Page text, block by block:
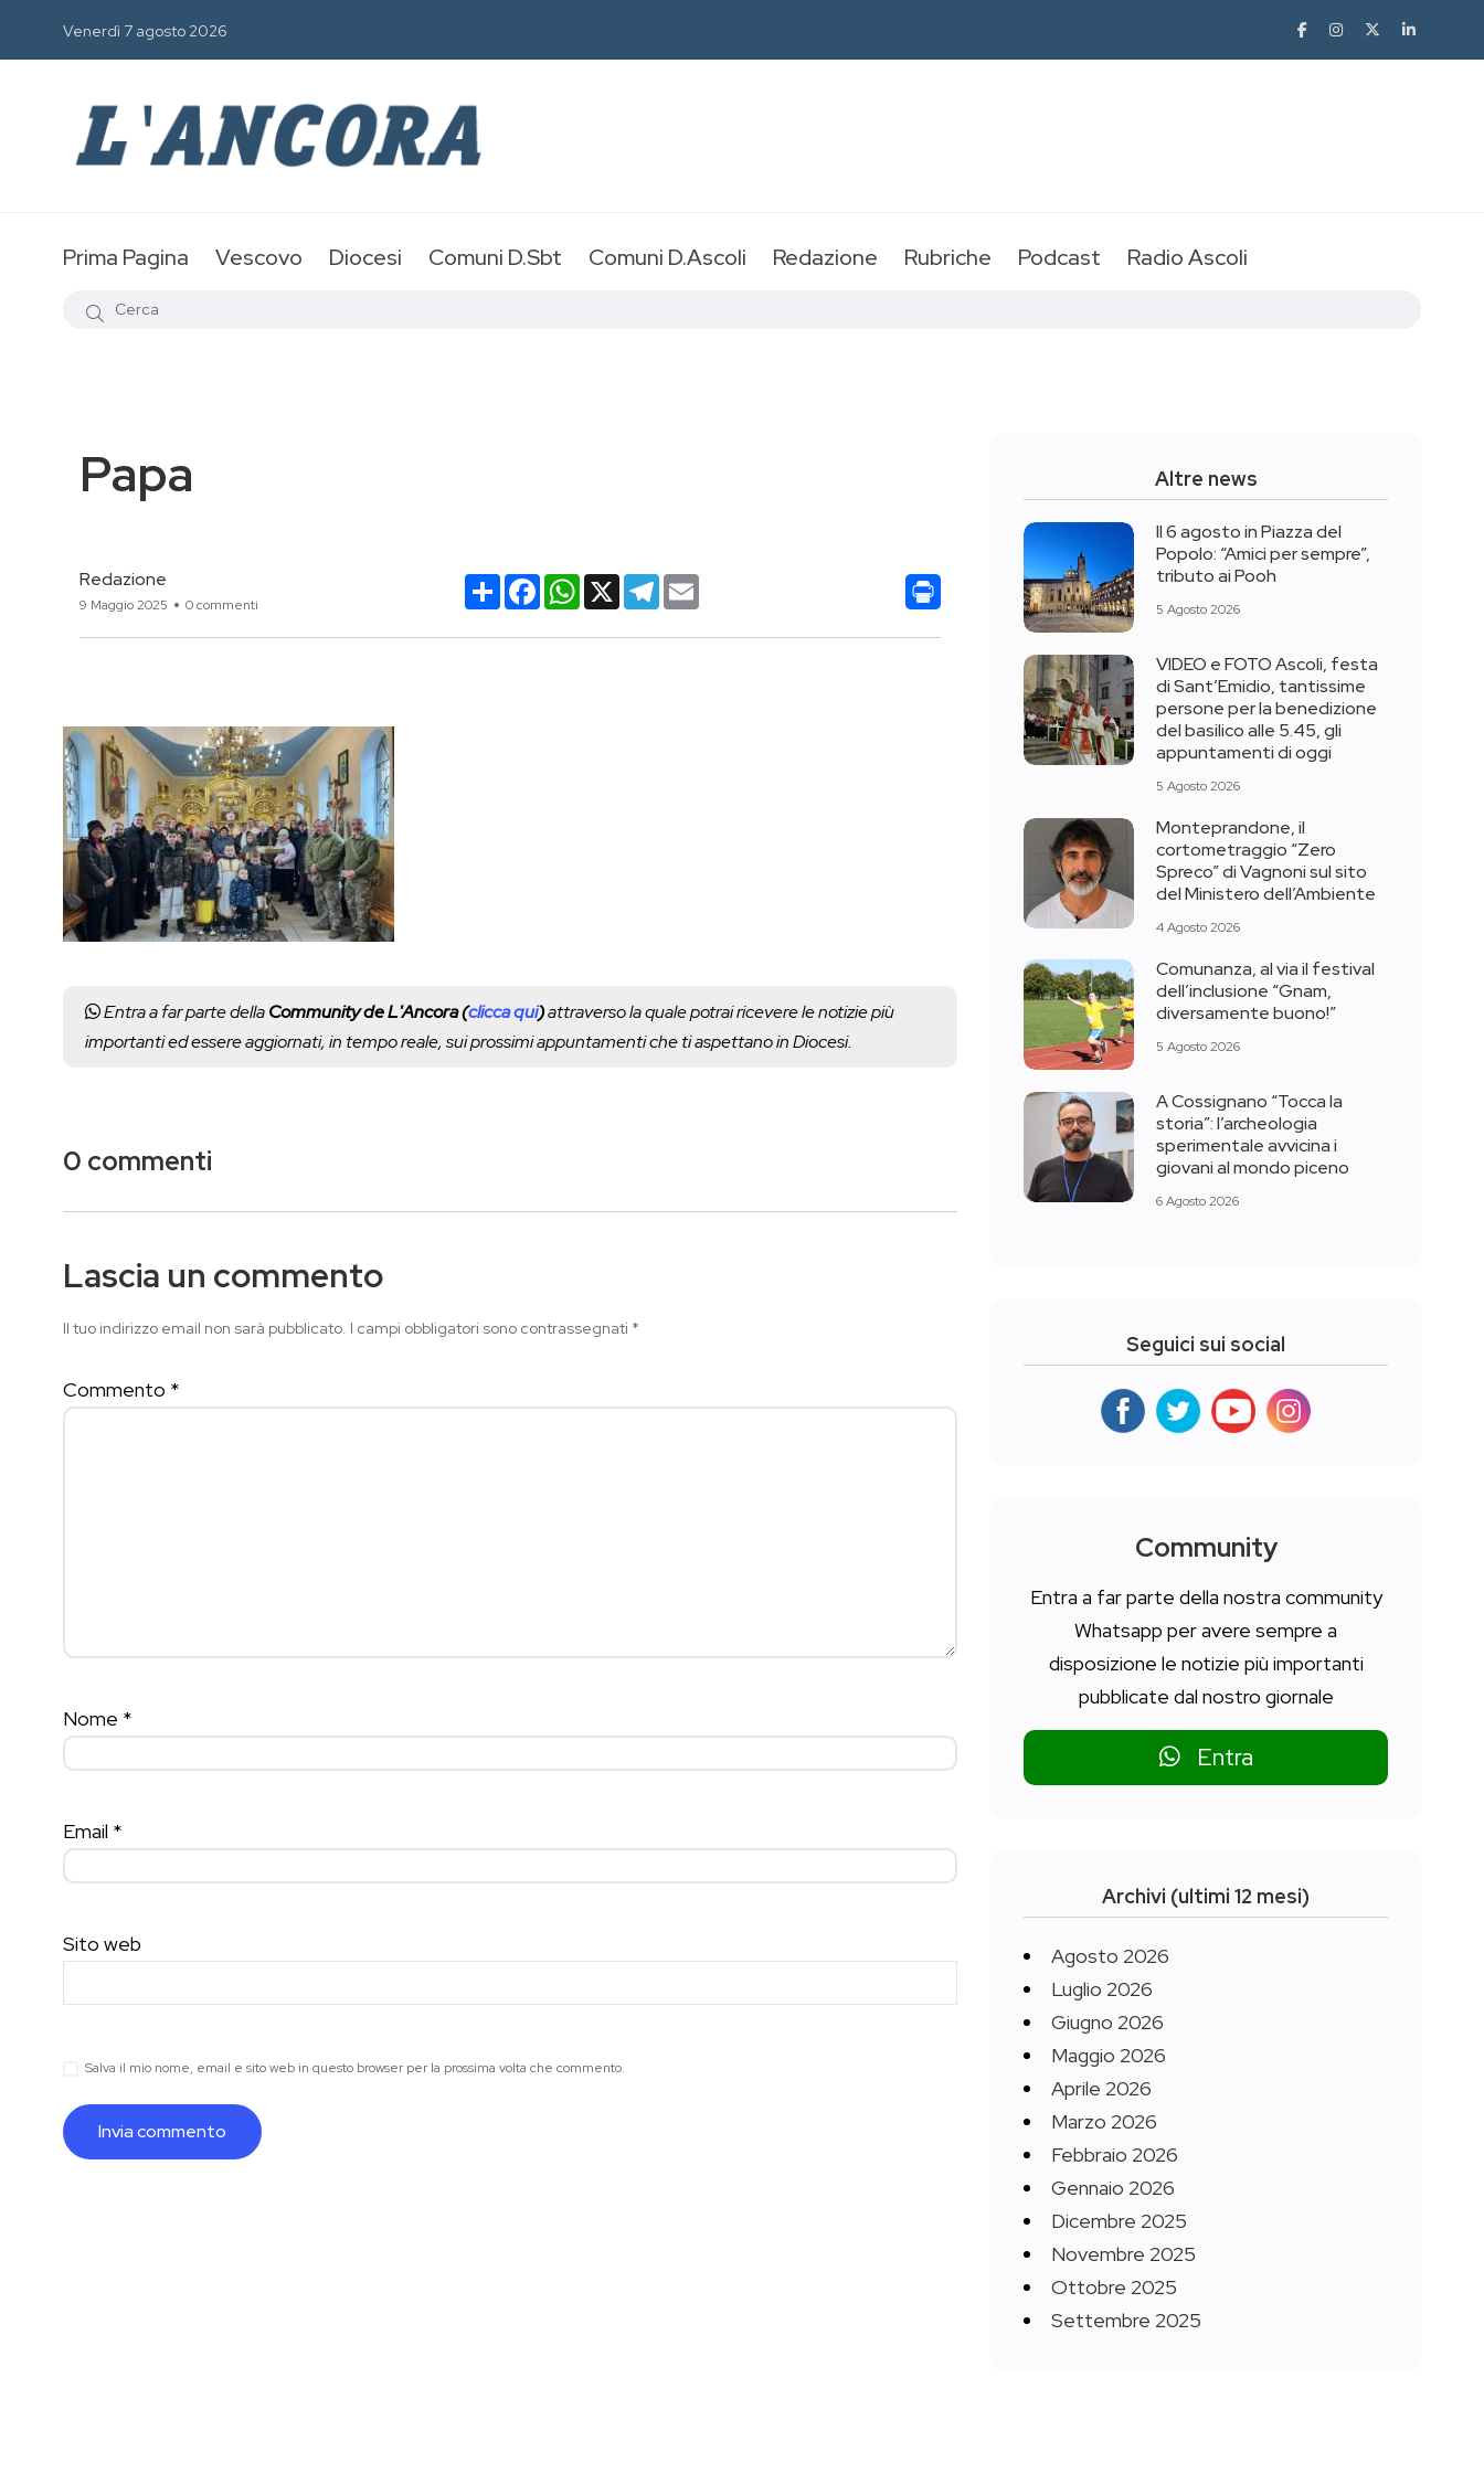
Venerdì 7 agosto 2026
Prima Pagina Vescovo Diocesi Comuni D.Sbt Comuni D.Ascoli Redazione Rubriche Podcast Radio Ascoli
Papa
Redazione
9 Maggio 2025 0 commenti
CondividiFacebookWhatsApp
X Telegram
Entra a far parte dellaCommunity de L'Ancora (clicca qui)attraverso la quale potrai ricevere le notizie più
importanti ed essere aggiornati, in tempo reale, sui prossimi appuntamenti che ti aspettano in Diocesi.
0 commenti
Lascia un commento
Il tuo indirizzo email non sarà pubblicato. I campi obbligatori sono contrassegnati *
Commento *
Nome *
Email *
Sito web
Salva il mio nome, email e sito web in questo browser per la prossima volta che commento.
Altre news
Il 6 agosto in Piazza del
Popolo: “Amici per sempre”,
tributo ai Pooh
5 Agosto 2026
VIDEO e FOTO Ascoli, festa
di Sant’Emidio, tantissime
persone per la benedizione
del basilico alle 5.45, gli
appuntamenti di oggi
5 Agosto 2026
Monteprandone, il
cortometraggio “Zero
Spreco” di Vagnoni sul sito
del Ministero dell’Ambiente
4 Agosto 2026
Comunanza, al via il festival
dell’inclusione “Gnam,
diversamente buono!”
5 Agosto 2026
A Cossignano “Tocca la
storia”: l’archeologia
sperimentale avvicina i
giovani al mondo piceno
6 Agosto 2026
Seguici sui social
Community
Entra a far parte della nostra community
Whatsapp per avere sempre a
disposizione le notizie più importanti
pubblicate dal nostro giornale
Entra
Archivi (ultimi 12 mesi)
Agosto 2026
Luglio 2026
Giugno 2026
Maggio 2026
Aprile 2026
Marzo 2026
Febbraio 2026
Gennaio 2026
Dicembre 2025
Novembre 2025
Ottobre 2025
Settembre 2025